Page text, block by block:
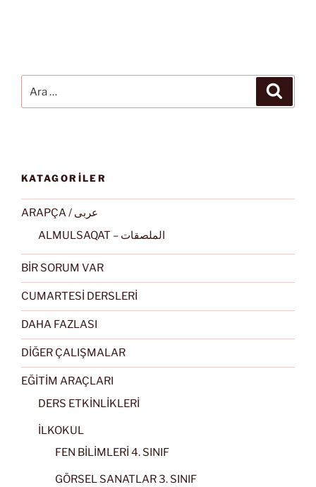
KATAGORİLER
ARAPÇA / عربى
ALMULSAQAT – الملصقات
BİR SORUM VAR
CUMARTESİ DERSLERİ
DAHA FAZLASI
DİĞER ÇALIŞMALAR
EĞİTİM ARAÇLARI
DERS ETKİNLİKLERİ
İLKOKUL
FEN BİLİMLERİ 4. SINIF
GÖRSEL SANATLAR 3. SINIF